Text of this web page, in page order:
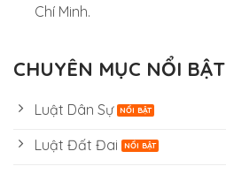
Chí Minh.
CHUYÊN MỤC NỔI BẬT
Luật Dân Sự
Luật Đất Đai